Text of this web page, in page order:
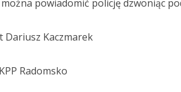
powiadomić policję dzwoniąc
Dariusz Kaczmarek
Radomsko